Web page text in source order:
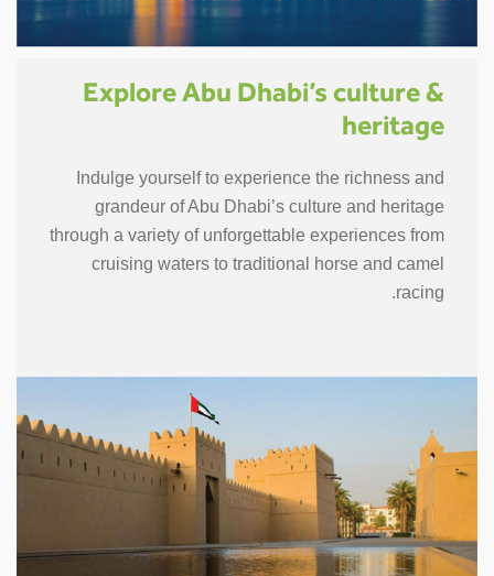
Explore Abu Dhabi’s culture &
heritage
Indulge yourself to experience the richness and
grandeur of Abu Dhabi’s culture and heritage
through a variety of unforgettable experiences from
cruising waters to traditional horse and camel
racing.